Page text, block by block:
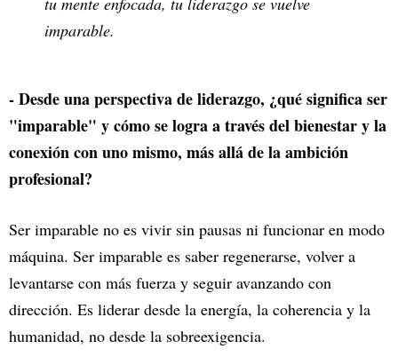
imparable.
- Desde una perspectiva de liderazgo, ¿qué significa ser
"imparable" y cómo se logra a través del bienestar y la
conexión con uno mismo, más allá de la ambición
profesional?
Ser imparable no es vivir sin pausas ni funcionar en modo
máquina. Ser imparable es saber regenerarse, volver a
levantarse con más fuerza y seguir avanzando con
dirección. Es liderar desde la energía, la coherencia y la
humanidad, no desde la sobreexigencia.